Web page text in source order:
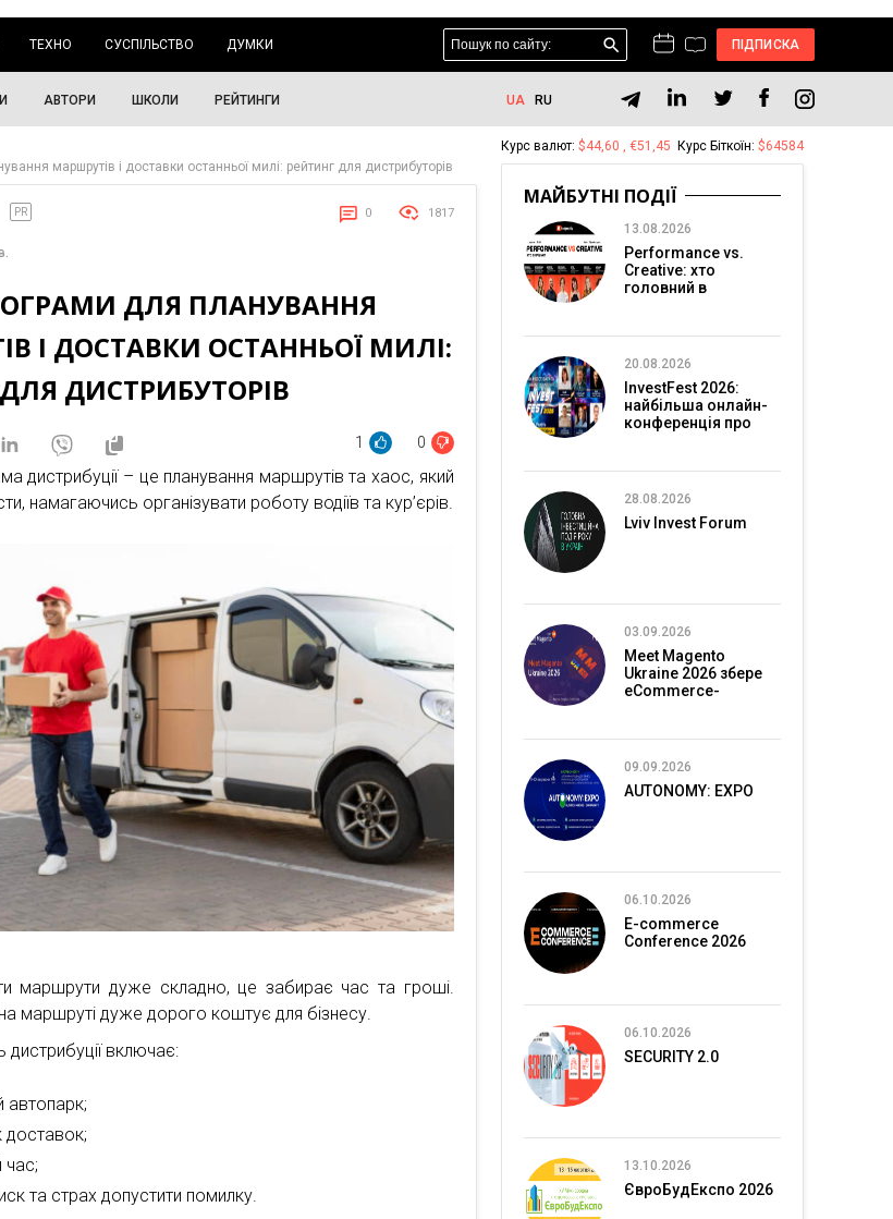
ТЕХНО СУСПІЛЬСТВО ДУМКИ ПІДПИСКА
АВТОРИ ШКОЛИ РЕЙТИНГИ UA RU
маршрутів і доставки останньої милі: рейтинг для дистрибуторів
PR 0 1817
ДЛЯ ПЛАНУВАННЯ
І ДОСТАВКИ ОСТАННЬОЇ МИЛІ:
ДИСТРИБУТОРІВ
1 0
дистрибуції – це планування маршрутів та хаос, який
намагаючись організувати роботу водіїв та кур’єрів.
маршрути дуже складно, це забирає час та гроші.
маршруті дуже дорого коштує для бізнесу.
включає:
доставок;
час;
та страх допустити помилку.
Курс валют: $44,60 , €51,45 Курс Біткоїн: $64584
МАЙБУТНІ ПОДІЇ
13.08.2026
Performance vs.
Creative: хто
головний в
20.08.2026
InvestFest 2026:
найбільша онлайн-
конференція про
28.08.2026
Lviv Invest Forum
03.09.2026
Meet Magento
Ukraine 2026 збере
eCommerce-
09.09.2026
AUTONOMY: EXPO
06.10.2026
E-commerce
Conference 2026
06.10.2026
SECURITY 2.0
13.10.2026
ЄвроБудЕкспо 2026